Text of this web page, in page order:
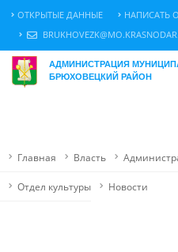
ОТКРЫТЫЕ ДАННЫЕ НАПИСАТЬ
АДМИНИСТРАЦИЯ
БРЮХОВЕЦКИЙ РАЙОН
Главная Власть
Отдел культуры Новости